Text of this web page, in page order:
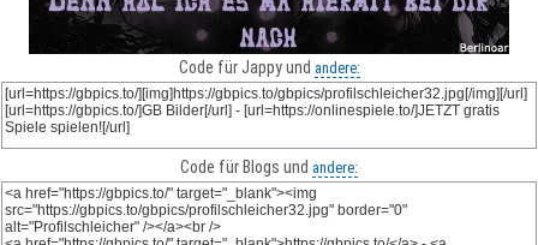
Code für Jappy und andere:
Code für Blogs und andere: